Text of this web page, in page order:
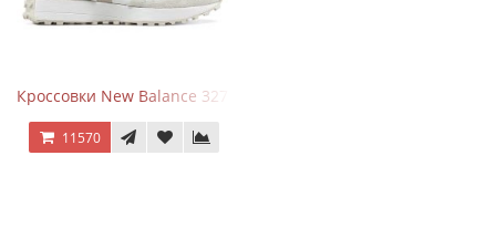
Кроссовки New Balance 327 Beige Pink
11570